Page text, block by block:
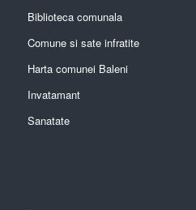
Biblioteca comunala
Comune si sate infratite
Harta comunei Baleni
Invatamant
Sanatate